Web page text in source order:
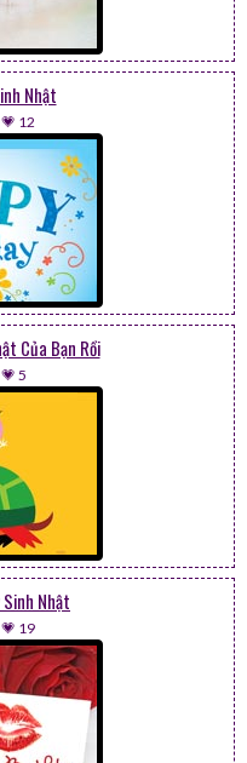
Nhật
💗 12
Của Bạn Rồi
💗 5
Nhật
💗 19